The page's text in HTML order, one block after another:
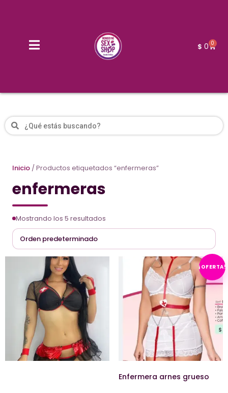
$ 0 0
Inicio / Productos etiquetados “enfermeras”
enfermeras
Mostrando los 5 resultados
¡OFERTA!
Enfermera arnes grueso